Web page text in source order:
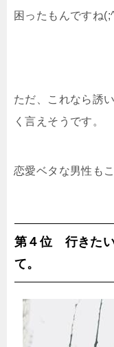
困ったもんですね
ただ、これなら誘
く言えそうです。
恋愛ベタな男性も
第４位 行きたい
て。